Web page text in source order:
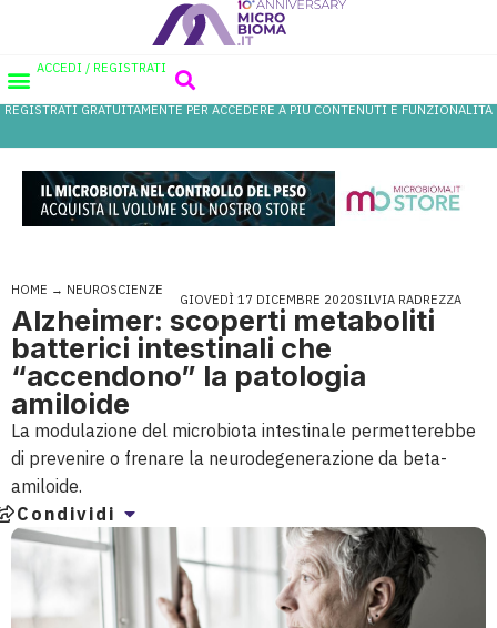
ACCEDI / REGISTRATI
REGISTRATI GRATUITAMENTE PER ACCEDERE A PIÙ CONTENUTI E FUNZIONALITÀ
HOME → NEUROSCIENZE
GIOVEDÌ 17 DICEMBRE 2020SILVIA RADREZZA
Alzheimer: scoperti metaboliti
batterici intestinali che
“accendono” la patologia
amiloide
La modulazione del microbiota intestinale permetterebbe
di prevenire o frenare la neurodegenerazione da beta-
amiloide.
Condividi